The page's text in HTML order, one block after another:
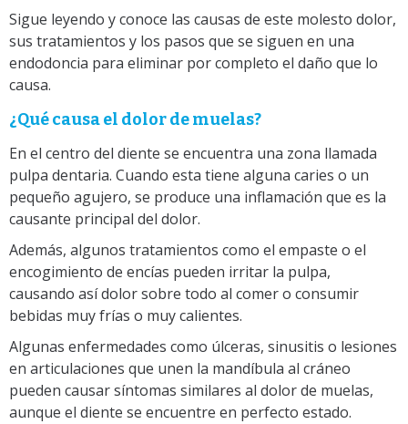
Sigue leyendo y conoce las causas de este molesto dolor,
sus tratamientos y los pasos que se siguen en una
endodoncia para eliminar por completo el daño que lo
causa.
¿Qué causa el dolor de muelas?
En el centro del diente se encuentra una zona llamada
pulpa dentaria. Cuando esta tiene alguna caries o un
pequeño agujero, se produce una inflamación que es la
causante principal del dolor.
Además, algunos tratamientos como el empaste o el
encogimiento de encías pueden irritar la pulpa,
causando así dolor sobre todo al comer o consumir
bebidas muy frías o muy calientes.
Algunas enfermedades como úlceras, sinusitis o lesiones
en articulaciones que unen la mandíbula al cráneo
pueden causar síntomas similares al dolor de muelas,
aunque el diente se encuentre en perfecto estado.